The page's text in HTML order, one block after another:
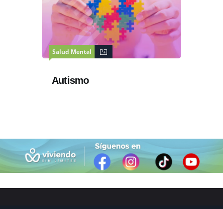
Salud Mental
Autismo